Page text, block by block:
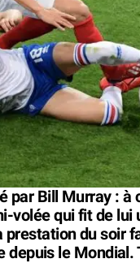
par Bill Murray : à
volée qui fit de lui
du soir
depuis le Mondial.